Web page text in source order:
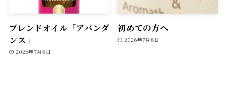
ブレンドオイル「アバンダ
ンス」
2026年7月8日
初めての方へ
2026年7月8日